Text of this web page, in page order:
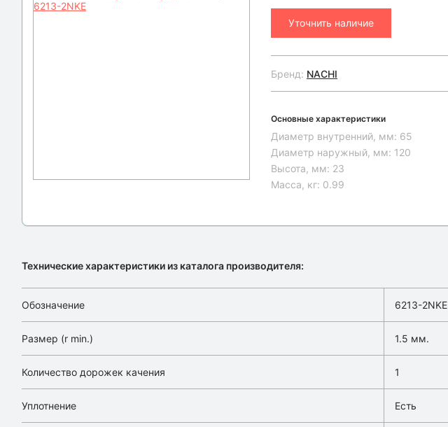
Уточнить наличие
Бренд: NACHI
Основные характеристики
Диаметр внутренний, мм: 65
Диаметр наружный, мм: 120
Высота, мм: 23
Масса, кг: 0.99
Технические характеристики из каталога производителя:
Обозначение 6213-2NKE
Размер (r min.) 1.5 мм.
Количество дорожек качения 1
Уплотнение Есть